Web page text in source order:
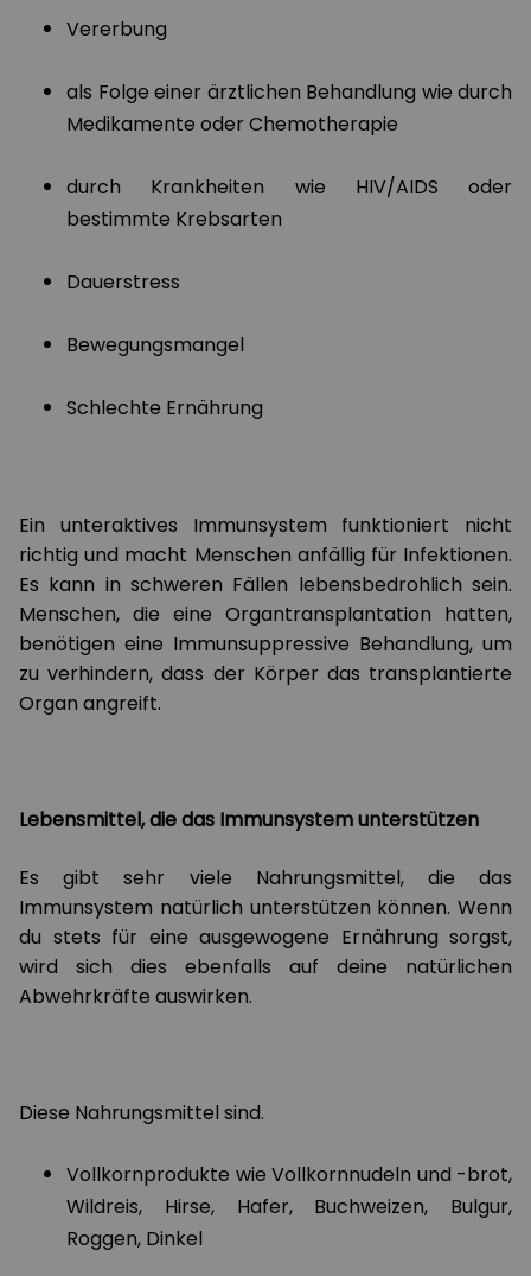
Vererbung
als Folge einer ärztlichen Behandlung wie durch
Medikamente oder Chemotherapie
durch Krankheiten wie HIV/AIDS oder
bestimmte Krebsarten
Dauerstress
Bewegungsmangel
Schlechte Ernährung
Ein unteraktives Immunsystem funktioniert nicht
richtig und macht Menschen anfällig für Infektionen.
Es kann in schweren Fällen lebensbedrohlich sein.
Menschen, die eine Organtransplantation hatten,
benötigen eine Immunsuppressive Behandlung, um
zu verhindern, dass der Körper das transplantierte
Organ angreift.
Lebensmittel, die das Immunsystem unterstützen
Es gibt sehr viele Nahrungsmittel, die das
Immunsystem natürlich unterstützen können. Wenn
du stets für eine ausgewogene Ernährung sorgst,
wird sich dies ebenfalls auf deine natürlichen
Abwehrkräfte auswirken.
Diese Nahrungsmittel sind.
Vollkornprodukte wie Vollkornnudeln und -brot,
Wildreis, Hirse, Hafer, Buchweizen, Bulgur,
Roggen, Dinkel